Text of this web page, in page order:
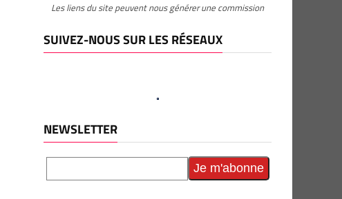
Les liens du site peuvent nous générer une commission
SUIVEZ-NOUS SUR LES RÉSEAUX
NEWSLETTER